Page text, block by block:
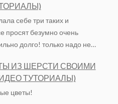
себе три таких и
просят безумно очень
долго! только надо не…
ИЗ ШЕРСТИ СВОИМИ
ТУТОРИАЛЫ)
цветы!